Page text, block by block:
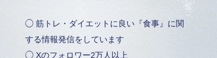
◯ 筋トレ・ダイエットに良い『食事』に関
する情報発信をしています
◯ Xのフォロワー2万人以上